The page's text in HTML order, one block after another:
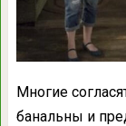
Многие
банальны и